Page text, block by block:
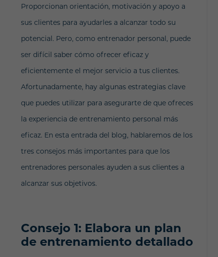
Proporcionan orientación, motivación y apoyo a
sus clientes para ayudarles a alcanzar todo su
potencial. Pero, como entrenador personal, puede
ser difícil saber cómo ofrecer eficaz y
eficientemente el mejor servicio a tus clientes.
Afortunadamente, hay algunas estrategias clave
que puedes utilizar para asegurarte de que ofreces
la experiencia de entrenamiento personal más
eficaz. En esta entrada del blog, hablaremos de los
tres consejos más importantes para que los
entrenadores personales ayuden a sus clientes a
alcanzar sus objetivos.
Consejo 1: Elabora un plan
de entrenamiento detallado